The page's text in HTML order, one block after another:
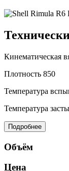
Кинематическая
Плотность 850
Температура
Температура
Подробнее
Объём
Цена